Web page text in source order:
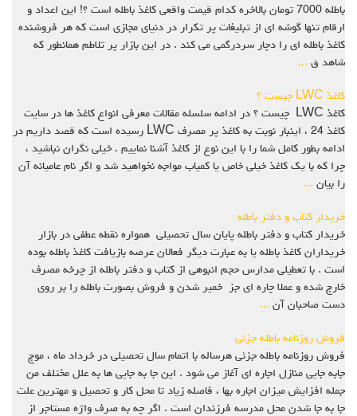
باطله 7000 تومان بالاخره کدام قیمت واقعی کاغذ باطله است ؟! این اعداد و
ارقام تنها گوشه ای از تبلیغات پر تکرار در دنیای مجازی است که هر فروشنده
کاغذ باطله ای را دچار سردرگمی می کند . در این بازار پر تلاطم همانطور که
شاهد ق ...
کاغذ LWC چیست ؟
کاغذ LWC چیست ؟ در ادامه سلسله مقالات معرفی انواع کاغذ ها در سایت
کاغذ 24 ، اینبار نوبت به کاغذ پر مصرف LWC رسیده است که قصد داریم در
ادامه بطور کامل شما را با این نوع از کاغذ آشنا نماییم . خیلی نگران نباشید ،
چرا که با یک کاغذ خیلی خاص یا کمیاب مواجه نخواهید شد و اگر نام عامیانه آن
را بیان ...
خریدار کتاب و دفتر باطله
خریدار کتاب و دفتر باطله پایان سال تحصیلی همواره نقطه عطفی در بازار
خریداران کاغذ باطله یا به عبارت دیگر فعالان عرصه بازیافت کاغذ باطله بوده
است . با تعطیلی مدارس حجم انبوهی از کتاب و دفتر باطله از چرخه مصرف
خارج شده و عملا چاره ای جز خمیر شدن و فروش بصورت باطله را بر روی
دست صاحبان آن ...
فروش روزنامه باطله جزئی
فروش روزنامه باطله جزئی هرساله با اتمام سال تحصیلی در خرداد ماه ، موج
جابه جایی منازل اجاره ای آغاز می شود . این جا به جایی ها به علل مختلف من
جمله افزایش میزان اجاره بها ، فاصله زیاد تا محل کار و تحصیل و مهترین علت
جا به جا شدن محل مدرسه فرزندان است . اگر چه به صرف واژه مستاجر از